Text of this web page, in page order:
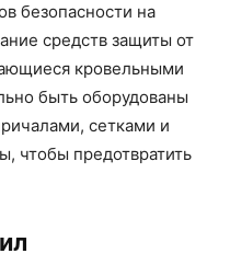
безопасности на
средств защиты от
кровельными
быть оборудованы
сетками и
чтобы предотвратить